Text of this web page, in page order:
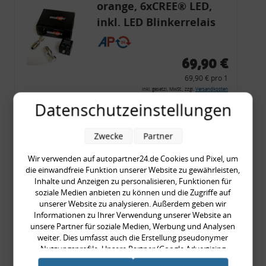
orange, 6xCREE® LED,
inkl. LED Blinkerrelais
CF 14
69,90 €
69,90 € pro 1
inkl. gesetzl. MwSt., zzgl. Versandkosten
Merkzettel
Zum Artikel
Rückleuchtenband mit
Blinker, rot, US-Ecken,
Audi 80 Cabrio, Typ 89,
OE-Nr.: 8G0945225 +
8G0945225C
999,99 €
Datenschutzeinstellungen
Wir verwenden auf autopartner24.de Cookies und Pixel, um
die einwandfreie Funktion unserer Website zu gewährleisten,
Inhalte und Anzeigen zu personalisieren, Funktionen für
soziale Medien anbieten zu können und die Zugriffe auf
unserer Website zu analysieren. Außerdem geben wir
Informationen zu Ihrer Verwendung unserer Website an
unsere Partner für soziale Medien, Werbung und Analysen
weiter. Dies umfasst auch die Erstellung pseudonymer
Nutzungsprofile. Unsere Partner (Google Advertising
Products) führen diese Informationen möglicherweise mit
Zwecke Partner